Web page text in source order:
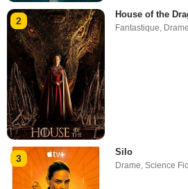
2
House of the
Fantastique Drame
3
Silo
Drame,Science